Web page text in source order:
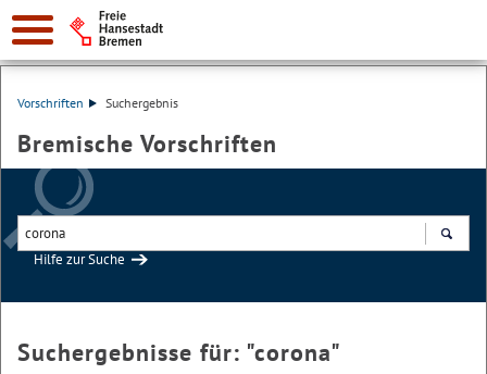
Vorschriften Suchergebnis
Bremische Vorschriften
Hilfe zur Suche
Suchergebnisse für: "corona"